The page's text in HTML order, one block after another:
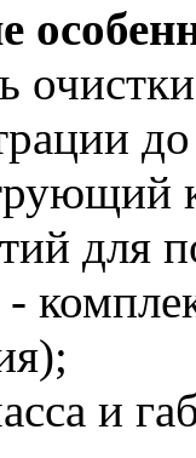
для
и